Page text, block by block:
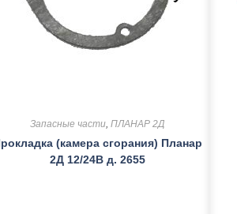
Запасные части ,ПЛАНАР 2Д
(камера сгорания) Планар
2Д 12/24В д. 2655